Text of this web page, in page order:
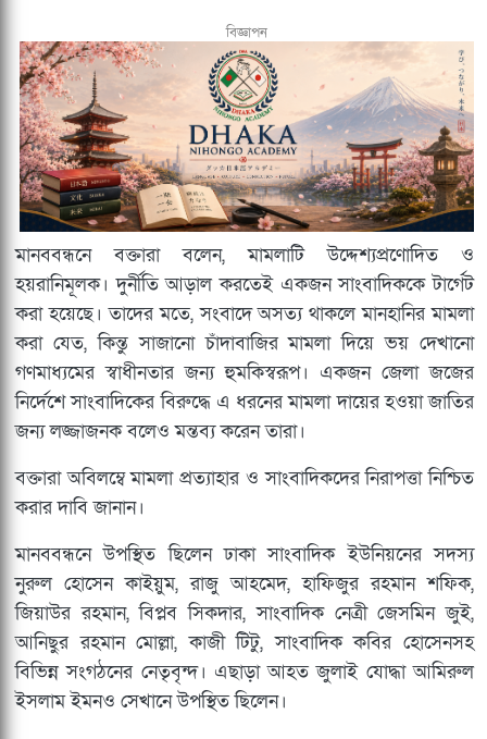
বিজ্ঞাপন
মানববন্ধনে বক্তারা বলেন, মামলাটি উদ্দেশ্যপ্রণোদিত ও
হয়রানিমূলক। দুর্নীতি আড়াল করতেই একজন সাংবাদিককে টার্গেট
করা হয়েছে। তাদের মতে, সংবাদে অসত্য থাকলে মানহানির মামলা
করা যেত, কিন্তু সাজানো চাঁদাবাজির মামলা দিয়ে ভয় দেখানো
গণমাধ্যমের স্বাধীনতার জন্য হুমকিস্বরূপ। একজন জেলা জজের
নির্দেশে সাংবাদিকের বিরুদ্ধে এ ধরনের মামলা দায়ের হওয়া জাতির
জন্য লজ্জাজনক বলেও মন্তব্য করেন তারা।
বক্তারা অবিলম্বে মামলা প্রত্যাহার ও সাংবাদিকদের নিরাপত্তা নিশ্চিত
করার দাবি জানান।
মানববন্ধনে উপস্থিত ছিলেন ঢাকা সাংবাদিক ইউনিয়নের সদস্য
নুরুল হোসেন কাইয়ুম, রাজু আহমেদ, হাফিজুর রহমান শফিক,
জিয়াউর রহমান, বিপ্লব সিকদার, সাংবাদিক নেত্রী জেসমিন জুই,
আনিছুর রহমান মোল্লা, কাজী টিটু, সাংবাদিক কবির হোসেনসহ
বিভিন্ন সংগঠনের নেতৃবৃন্দ। এছাড়া আহত জুলাই যোদ্ধা আমিরুল
ইসলাম ইমনও সেখানে উপস্থিত ছিলেন।